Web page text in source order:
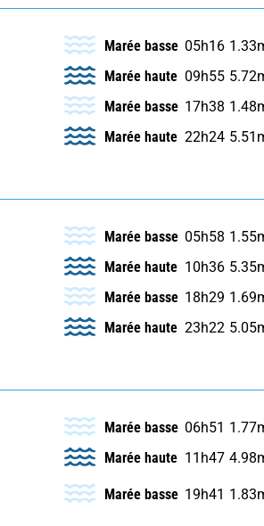
Marée basse 05h16
Marée haute 09h55
Marée basse 17h38
Marée haute 22h24
Marée basse 05h58
Marée haute 10h36
Marée basse 18h29
Marée haute 23h22
Marée basse 06h51
Marée haute 11h47
Marée basse 19h41